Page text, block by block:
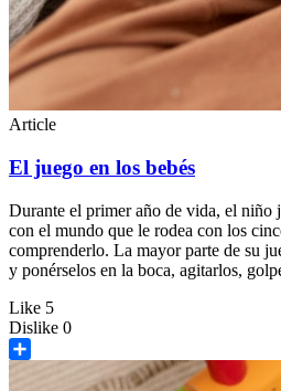
Article
El juego en los bebés
Durante el primer año de vida, el niño
con el mundo que le rodea con los
comprenderlo. La mayor parte de su
y ponérselos en la boca, agitarlos,
Like 5
Dislike 0